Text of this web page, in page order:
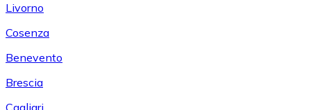
Livorno
Cosenza
Benevento
Brescia